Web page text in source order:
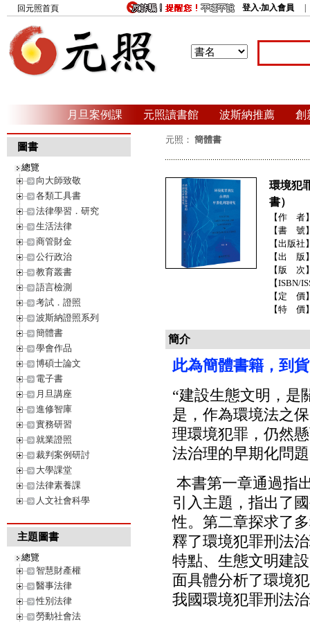
回元照首頁 登入‧加入會員
月旦案例課 元照讀書館 波斯納推薦 創
圖書
總覽
向大師致敬
各類工具書
法律學習．研究
生活法律
商管財金
公行政治
教育叢書
語言檢測
考試．證照
波斯納證照系列
簡體書
學會作品
博碩士論文
電子書
月旦講座
進修智庫
實務研習
就業證照
裁判案例研討
大學課堂
法律素養課
人文社會科學
主題圖書
總覽
智慧財產權
醫事法律
性別法律
勞動社會法
元照： 簡體書
環境犯
書）
【作 者
【書 號
【出版社
【出 版
【版 次
【ISBN/
【定 價
【特 價
簡介
此為簡體書籍，到
“建設生態文明，是
是，作為環境法之
理環境犯罪，仍然
法治理的早期化問
本書第一章通過指
引入主題，指出了
性。第二章探求了
釋了環境犯罪刑法
特點、生態文明建
面具體分析了環境
我國環境犯罪刑法